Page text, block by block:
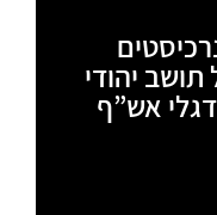
יהודי
אש”ף